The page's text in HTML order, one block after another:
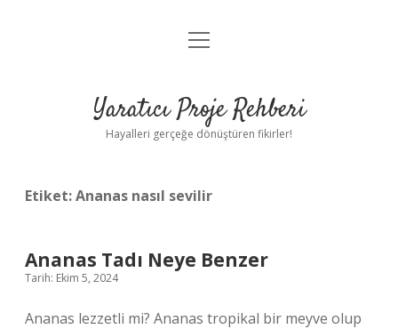
Anasayfa
Yasal Uyarı
menüyü
Yaratıcı Proje Rehberi
Hayalleri gerçeğe dönüştüren fikirler!
Etiket:Ananas nasıl sevilir
Ananas Tadı Neye Benzer
Tarih: Ekim 5, 2024
Ananas lezzetli mi? Ananas tropikal bir meyve olup